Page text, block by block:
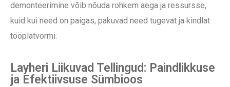
demonteerimine võib nõuda rohkem aega ja ressursse,
kuid kui need on paigas, pakuvad need tugevat ja kindlat
tööplatvormi.
Layheri Liikuvad Tellingud: Paindlikkuse
ja Efektiivsuse Sümbioos